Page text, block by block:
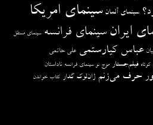
سینمای آلمان سینمای امریکا
ایران سینمای فرانسه سینمای مستقل
عباس کیارستمی علی حاتمی
کوتاه فیلم‌جستار موج نو سینمای فرانسه ناداستان
حرف می‌زنم ژان‌لوک گدار کتاب خواندن